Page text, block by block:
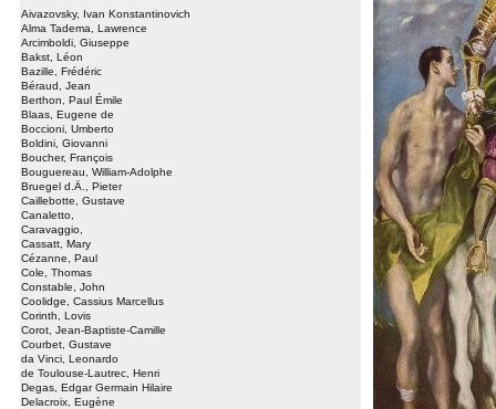
Aivazovsky, Ivan Konstantinovich
Alma Tadema, Lawrence
Arcimboldi, Giuseppe
Bakst, Léon
Bazille, Frédéric
Béraud, Jean
Berthon, Paul Émile
Blaas, Eugene de
Boccioni, Umberto
Boldini, Giovanni
Boucher, François
Bouguereau, William-Adolphe
Bruegel d.Ä., Pieter
Caillebotte, Gustave
Canaletto,
Caravaggio,
Cassatt, Mary
Cézanne, Paul
Cole, Thomas
Constable, John
Coolidge, Cassius Marcellus
Corinth, Lovis
Corot, Jean-Baptiste-Camille
Courbet, Gustave
da Vinci, Leonardo
de Toulouse-Lautrec, Henri
Degas, Edgar Germain Hilaire
Delacroix, Eugène